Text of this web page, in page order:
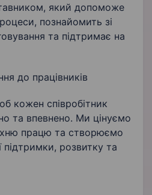
який допоможе
познайомить зі
та підтримає на
до працівників
кожен співробітник
та впевнено. Ми цінуємо
працю та створюємо
розвитку та